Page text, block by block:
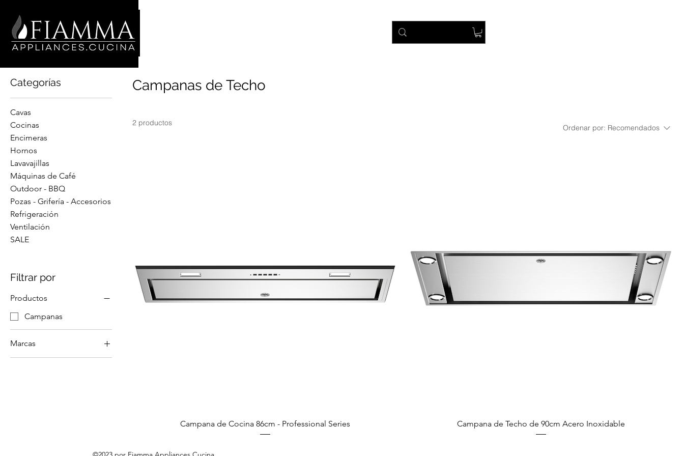
Inicio Campanas de Techo
Categorías
Cavas
Cocinas
Encimeras
Hornos
Lavavajillas
Máquinas de Café
Outdoor - BBQ
Pozas - Grifería - Accesorios
Refrigeración
Ventilación
SALE
Filtrar por
Productos
Campanas
Marcas
Campanas de Techo
2 productos
Ordenar por: Recomendados
Campana de Cocina 86cm - Professional Series Campana de Techo de 90cm Acero Inoxidable